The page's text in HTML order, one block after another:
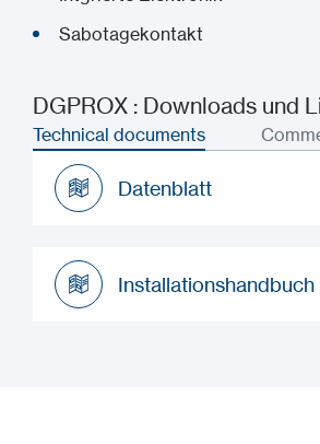
Sabotagekontakt
DGPROX : Downloads und
Technical documents
Datenblatt
Installationshandbuch